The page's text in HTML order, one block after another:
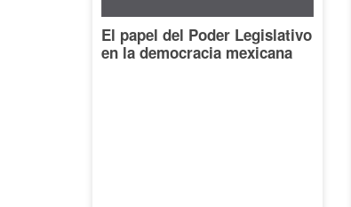
El papel del Poder Legislativo
en la democracia mexicana